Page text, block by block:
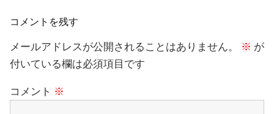
ゲ
シ
ョ
ン
コメントを残す
メールアドレスが公開されることはありません。 ※ が
付いている欄は必須項目です
コメント ※